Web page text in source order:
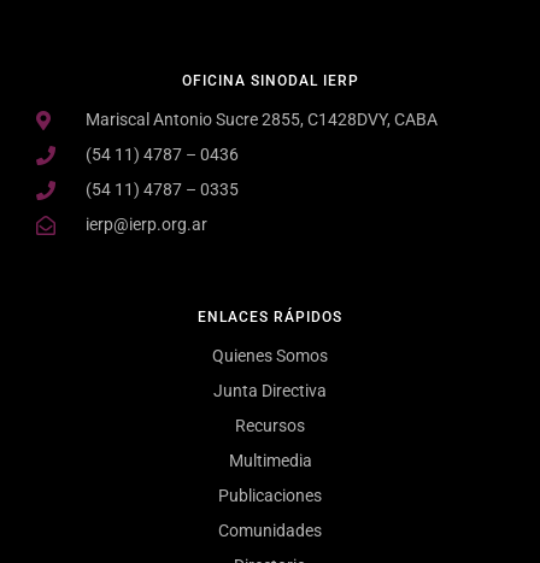
ENLACES RÁPIDOS
Quienes Somos
Junta Directiva
Recursos
Multimedia
Publicaciones
Comunidades
OFICINA SINODAL IERP
Mariscal Antonio Sucre 2855, C1428DVY, CABA
(54 11) 4787 – 0436
(54 11) 4787 – 0335
ierp@ierp.org.ar